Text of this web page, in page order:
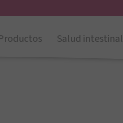
Salud intestinal